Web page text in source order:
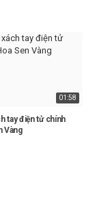
01:58
tay điện tử chính
Vàng